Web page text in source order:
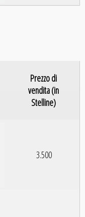
Prezzo di
vendita (in
Stelline)
3.500